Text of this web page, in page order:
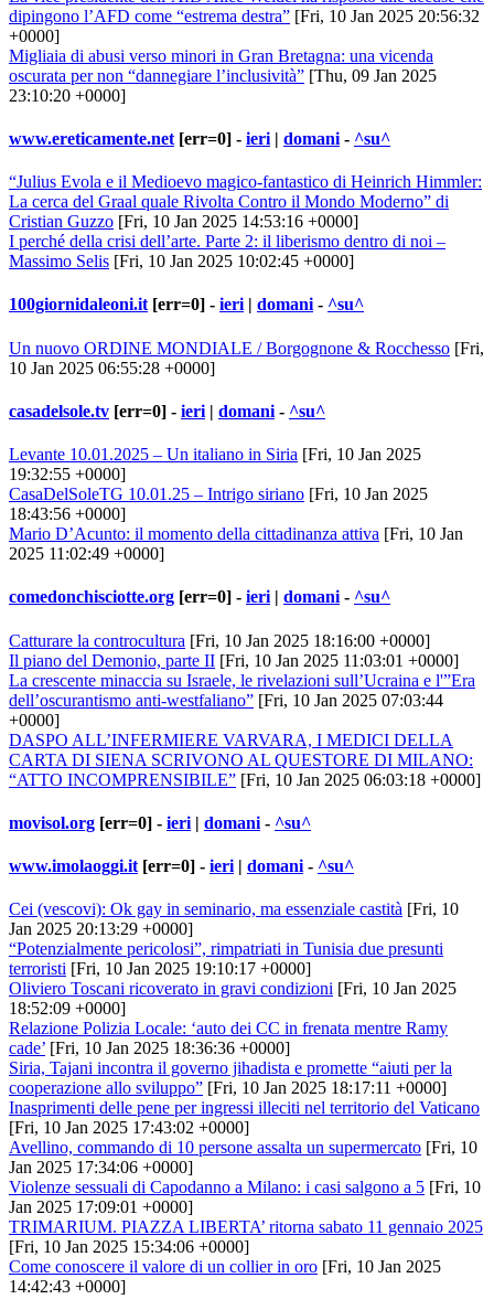
dipingono l’AFD come “estrema destra” [Fri, 10 Jan 2025 20:56:32
+0000]
Migliaia di abusi verso minori in Gran Bretagna: una vicenda
oscurata per non “dannegiare l’inclusività” [Thu, 09 Jan 2025
23:10:20 +0000]
www.ereticamente.net [err=0] - ieri | domani - ^su^
“Julius Evola e il Medioevo magico-fantastico di Heinrich Himmler:
La cerca del Graal quale Rivolta Contro il Mondo Moderno” di
Cristian Guzzo [Fri, 10 Jan 2025 14:53:16 +0000]
I perché della crisi dell’arte. Parte 2: il liberismo dentro di noi –
Massimo Selis [Fri, 10 Jan 2025 10:02:45 +0000]
100giornidaleoni.it [err=0] - ieri | domani - ^su^
Un nuovo ORDINE MONDIALE / Borgognone & Rocchesso [Fri,
10 Jan 2025 06:55:28 +0000]
casadelsole.tv [err=0] - ieri | domani - ^su^
Levante 10.01.2025 – Un italiano in Siria [Fri, 10 Jan 2025
19:32:55 +0000]
CasaDelSoleTG 10.01.25 – Intrigo siriano [Fri, 10 Jan 2025
18:43:56 +0000]
Mario D’Acunto: il momento della cittadinanza attiva [Fri, 10 Jan
2025 11:02:49 +0000]
comedonchisciotte.org [err=0] - ieri| domani- ^su^
Catturare la controcultura [Fri, 10 Jan 2025 18:16:00 +0000]
Il piano del Demonio, parte II [Fri, 10 Jan 2025 11:03:01 +0000]
La crescente minaccia su Israele, le rivelazioni sull’Ucraina e l'”Era
dell’oscurantismo anti-westfaliano” [Fri, 10 Jan 2025 07:03:44
+0000]
DASPO ALL’INFERMIERE VARVARA, I MEDICI DELLA
CARTA DI SIENA SCRIVONO AL QUESTORE DI MILANO:
“ATTO INCOMPRENSIBILE” [Fri, 10 Jan 2025 06:03:18 +0000]
movisol.org [err=0] - ieri | domani - ^su^
www.imolaoggi.it [err=0] - ieri | domani - ^su^
Cei (vescovi): Ok gay in seminario, ma essenziale castità [Fri, 10
Jan 2025 20:13:29 +0000]
“Potenzialmente pericolosi”, rimpatriati in Tunisia due presunti
terroristi [Fri, 10 Jan 2025 19:10:17 +0000]
Oliviero Toscani ricoverato in gravi condizioni [Fri, 10 Jan 2025
18:52:09 +0000]
Relazione Polizia Locale: ‘auto dei CC in frenata mentre Ramy
cade’ [Fri, 10 Jan 2025 18:36:36 +0000]
Siria, Tajani incontra il governo jihadista e promette “aiuti per la
cooperazione allo sviluppo” [Fri, 10 Jan 2025 18:17:11 +0000]
Inasprimenti delle pene per ingressi illeciti nel territorio del Vaticano
[Fri, 10 Jan 2025 17:43:02 +0000]
Avellino, commando di 10 persone assalta un supermercato [Fri, 10
Jan 2025 17:34:06 +0000]
Violenze sessuali di Capodanno a Milano: i casi salgono a 5 [Fri, 10
Jan 2025 17:09:01 +0000]
TRIMARIUM. PIAZZA LIBERTA’ ritorna sabato 11 gennaio 2025
[Fri, 10 Jan 2025 15:34:06 +0000]
Come conoscere il valore di un collier in oro [Fri, 10 Jan 2025
14:42:43 +0000]